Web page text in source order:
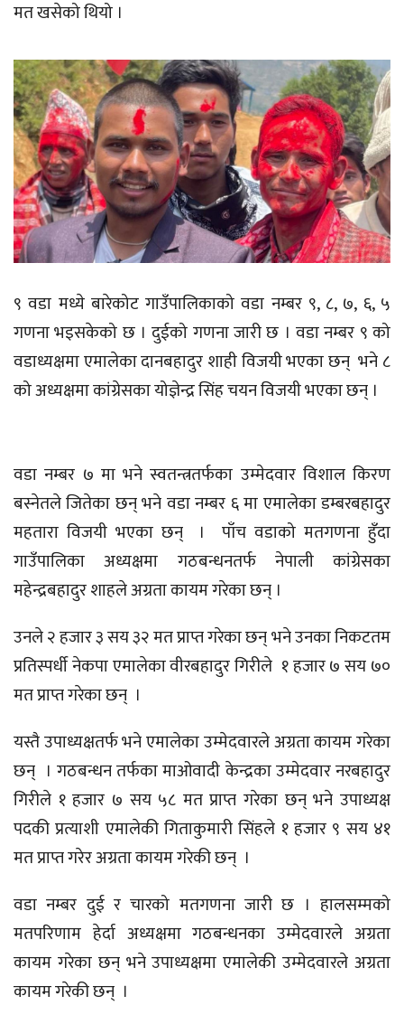
मत खसेको थियो ।
९ वडा मध्ये बारेकोट गाउँपालिकाको वडा नम्बर ९, ८, ७, ६, ५
गणना भइसकेको छ । दुईको गणना जारी छ । वडा नम्बर ९ को
वडाध्यक्षमा एमालेका दानबहादुर शाही विजयी भएका छन् भने ८
को अध्यक्षमा कांग्रेसका योज्ञेन्द्र सिंह चयन विजयी भएका छन् ।
वडा नम्बर ७ मा भने स्वतन्त्रतर्फका उम्मेदवार विशाल किरण
बस्नेतले जितेका छन् भने वडा नम्बर ६ मा एमालेका डम्बरबहादुर
महतारा विजयी भएका छन् । पाँच वडाको मतगणना हुँदा
गाउँपालिका अध्यक्षमा गठबन्धनतर्फ नेपाली कांग्रेसका
महेन्द्रबहादुर शाहले अग्रता कायम गरेका छन् ।
उनले २ हजार ३ सय ३२ मत प्राप्त गरेका छन् भने उनका निकटतम
प्रतिस्पर्धी नेकपा एमालेका वीरबहादुर गिरीले १ हजार ७ सय ७०
मत प्राप्त गरेका छन् ।
यस्तै उपाध्यक्षतर्फ भने एमालेका उम्मेदवारले अग्रता कायम गरेका
छन् । गठबन्धन तर्फका माओवादी केन्द्रका उम्मेदवार नरबहादुर
गिरीले १ हजार ७ सय ५८ मत प्राप्त गरेका छन् भने उपाध्यक्ष
पदकी प्रत्याशी एमालेकी गिताकुमारी सिंहले १ हजार ९ सय ४१
मत प्राप्त गरेर अग्रता कायम गरेकी छन् ।
वडा नम्बर दुई र चारको मतगणना जारी छ । हालसम्मको
मतपरिणाम हेर्दा अध्यक्षमा गठबन्धनका उम्मेदवारले अग्रता
कायम गरेका छन् भने उपाध्यक्षमा एमालेकी उम्मेदवारले अग्रता
कायम गरेकी छन् ।